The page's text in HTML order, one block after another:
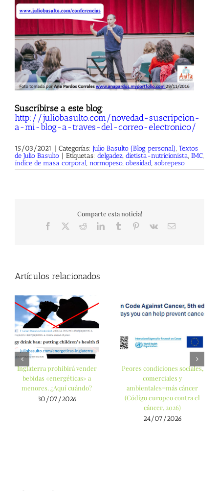
Suscribirse a este blog:
http://juliobasulto.com/novedad-suscripcion-
a-mi-blog-a-traves-del-correo-electronico/
15/03/2021 | Categorías: Julio Basulto (Blog personal), Textos
de Julio Basulto | Etiquetas: delgadez, dietista-nutricionista, IMC,
índice de masa corporal, normopeso, obesidad, sobrepeso
Comparte esta noticia!
Facebook RedditLinkedInTumblr Pinterest
Vk
Correo
Artículos relacionados
Inglaterra prohibirá vender
bebidas «energéticas» a
menores. ¿Aquí cuándo?
30/07/2026
Peores condiciones sociales,
comerciales y
ambientales=más cáncer
(Código europeo contra el
cáncer, 2026)
24/07/2026